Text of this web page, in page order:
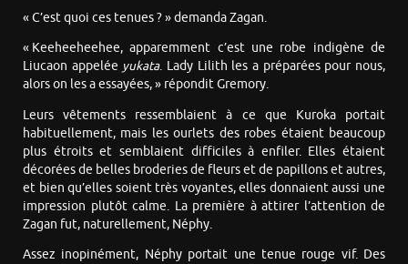
« C’est quoi ces tenues ? » demanda Zagan.
« Keeheeheehee, apparemment c’est une robe indigène de
Liucaon appelée yukata. Lady Lilith les a préparées pour nous,
alors on les a essayées, » répondit Gremory.
Leurs vêtements ressemblaient à ce que Kuroka portait
habituellement, mais les ourlets des robes étaient beaucoup
plus étroits et semblaient difficiles à enfiler. Elles étaient
décorées de belles broderies de fleurs et de papillons et autres,
et bien qu’elles soient très voyantes, elles donnaient aussi une
impression plutôt calme. La première à attirer l’attention de
Zagan fut, naturellement, Néphy.
Assez inopinément, Néphy portait une tenue rouge vif. Des